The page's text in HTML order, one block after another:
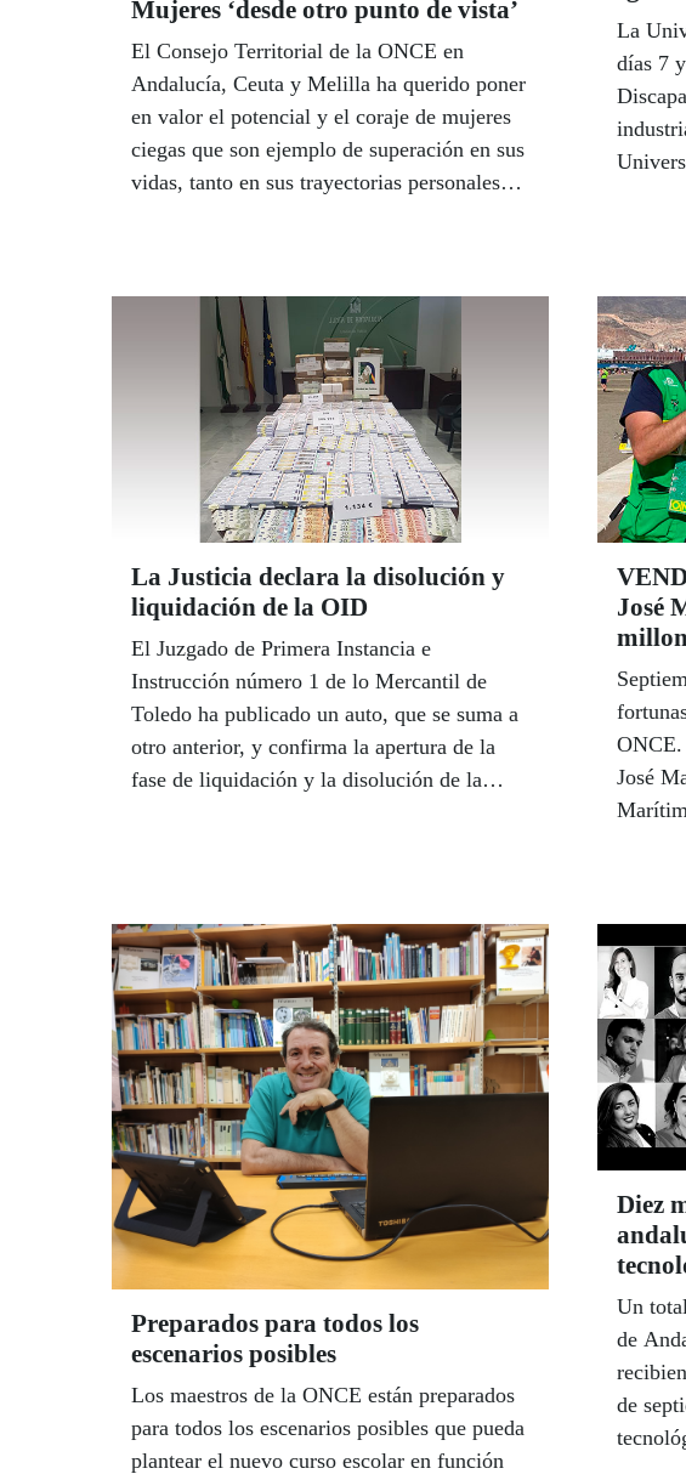
Mujeres ‘desde otro punto de vista’
El Consejo Territorial de la ONCE en
Andalucía, Ceuta y Melilla ha querido poner
en valor el potencial y el coraje de mujeres
ciegas que son ejemplo de superación en sus
vidas, tanto en sus trayectorias personales
Viruet. Un encentro online entre
responsables de la ONCE que ha puesto de
manifiesto la importancia de una educación
inclusiva y la necesidad de cambiar el
término de igualdad por el de equidad en el
debate por la equiparación entre mujeres y
hombres en todos los órdenes de la vida.
La
días 7
su
acceso
la
y
debate
La Justicia declara la disolución y
liquidación de la OID
El Juzgado de Primera Instancia e
Instrucción número 1 de lo Mercantil de
Toledo ha publicado un auto, que se suma a
otro anterior, y confirma la apertura de la
fase de liquidación y la disolución de la
pérdida de la potestad de los miembros de su
junta directiva como administradores de la
misma. Cerca del 30 por ciento de las ventas
fraudulentas de la OID se realizaban en
Andalucía.
José
ONCE.
José
el
Tocina
Héctor
de
sorteo
Preparados para todos los
escenarios posibles
Los maestros de la ONCE están preparados
para todos los escenarios posibles que pueda
plantear el nuevo curso escolar en función
Diez
Un
de
de